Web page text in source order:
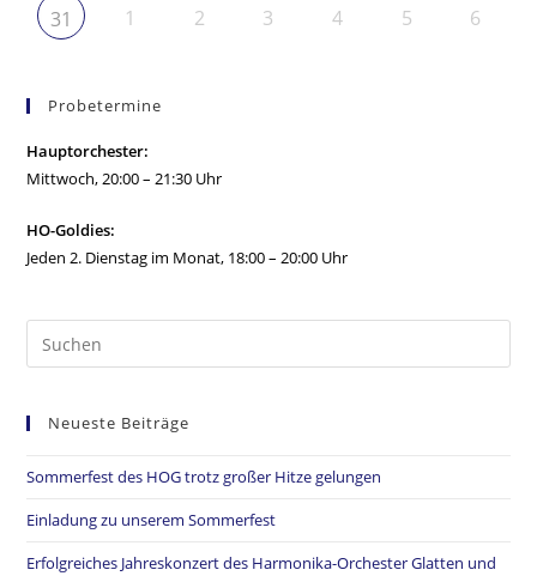
31 1 2 3 4 5 6
Probetermine
Hauptorchester:
Mittwoch, 20:00 – 21:30 Uhr
HO-Goldies:
Jeden 2. Dienstag im Monat, 18:00 – 20:00 Uhr
Neueste Beiträge
Sommerfest des HOG trotz großer Hitze gelungen
Einladung zu unserem Sommerfest
Erfolgreiches Jahreskonzert des Harmonika-Orchester Glatten und